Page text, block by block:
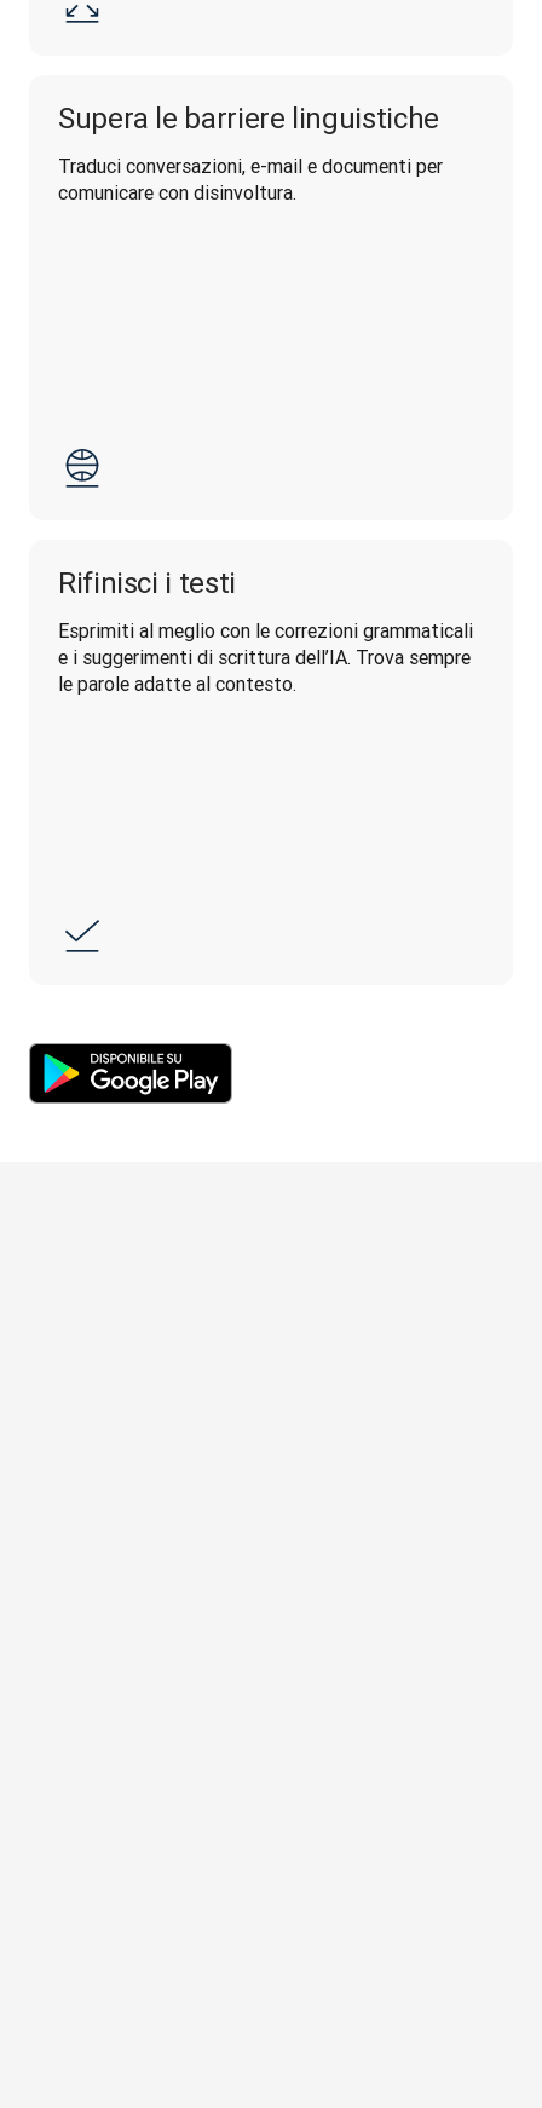
Supera le barriere linguistiche
Traduci conversazioni, e-mail e documenti per
comunicare con disinvoltura.
Rifinisci i testi
Esprimiti al meglio con le correzioni grammaticali
e i suggerimenti di scrittura dell’IA. Trova sempre
le parole adatte al contesto.